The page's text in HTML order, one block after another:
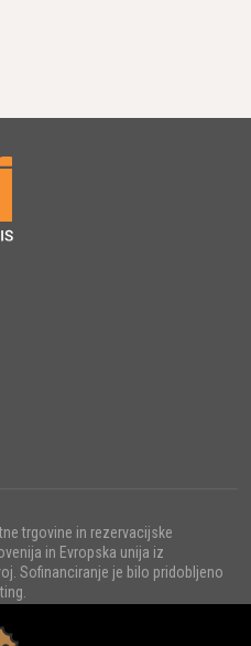
rezultate.
na hitrost rasti trave.
nadzor in upravljanje prek
z
upravljanje.
košnjo tudi ponoči, ne da
NERA?
in pametnimi
trgovine in rezervacijske
in Evropska unija iz
Sofinanciranje je bilo pridobljeno